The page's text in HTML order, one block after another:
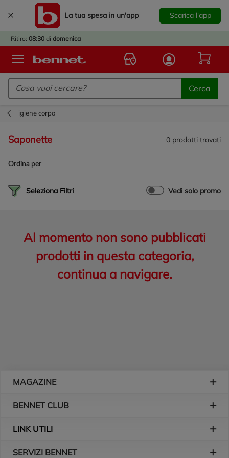
La tua spesa in un'app Scarica l'app
Ritiro: 08:30 di domenica
Logo Bennet - Torna alla homepage
Cerca
IL
igiene corpo
saponette 0 prodotti trovati
Seleziona Filtri Vedi solo promo
Ordina per
Al momento non sono pubblicati
prodotti in questa categoria,
continua a navigare.
MAGAZINE
BENNET CLUB
LINK UTILI
SERVIZI BENNET